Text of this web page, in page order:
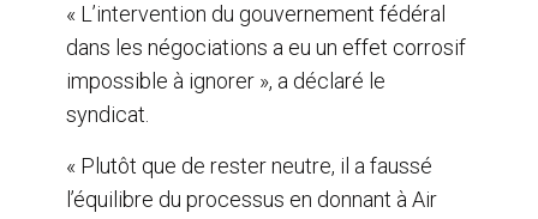
« L’intervention du gouvernement fédéral
dans les négociations a eu un effet corrosif
impossible à ignorer », a déclaré le
syndicat.
« Plutôt que de rester neutre, il a faussé
l’équilibre du processus en donnant à Air